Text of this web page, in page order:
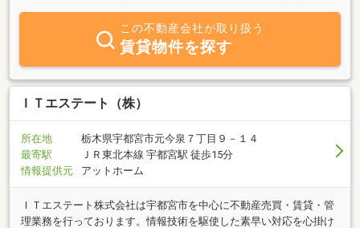
この不動産会社が取り扱う
賃貸物件を探す
ＩＴエステート（株）
所在地
栃木県宇都宮市元今泉７丁目９－１４
最寄駅
ＪＲ東北本線 宇都宮駅 徒歩15分
情報提供元
アットホーム
ＩＴエステート株式会社は宇都宮市を中心に不動産売買・賃貸・管
理業務を行っております。情報技術を駆使した素早い対応を心掛け